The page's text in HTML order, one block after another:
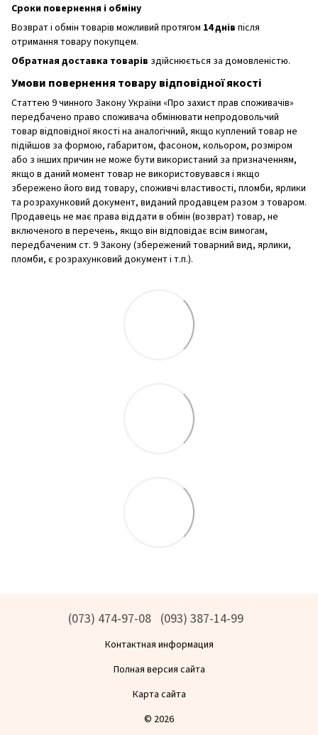
Сроки повернення і обміну
Возврат і обмін товарів можливий протягом 14 днів після
отримання товару покупцем.
Обратная доставка товарів здійснюється за домовленістю.
Умови повернення товару відповідної якості
Статтею 9 чинного Закону України «Про захист прав споживачів»
передбачено право споживача обмінювати непродовольчий
товар відповідної якості на аналогічний, якщо куплений товар не
підійшов за формою, габаритом, фасоном, кольором, розміром
або з інших причин не може бути використаний за призначенням,
якщо в даний момент товар не використовувався і якщо
збережено його вид товару, споживчі властивості, пломби, ярлики
та розрахунковий документ, виданий продавцем разом з товаром.
Продавець не має права віддати в обмін (возврат) товар, не
включеного в перечень, якщо він відповідає всім вимогам,
передбаченим ст. 9 Закону (збережений товарний вид, ярлики,
пломби, є розрахунковий документ і т.п.).
(073) 474-97-08 (093) 387-14-99
Контактная информация
Полная версия сайта
Карта сайта
© 2026